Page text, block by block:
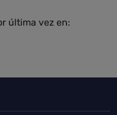
última vez en: